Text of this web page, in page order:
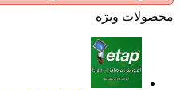
ویژه